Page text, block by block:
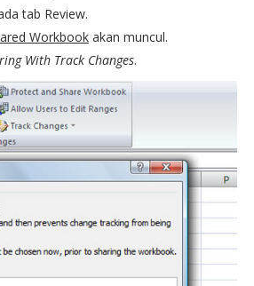
tab Review.
Workbookakan muncul.
With Track Changes.